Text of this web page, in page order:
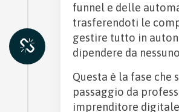
funnel e delle
trasferendoti le
gestire tutto in
dipendere da
Questa è la fase che
passaggio da
imprenditore